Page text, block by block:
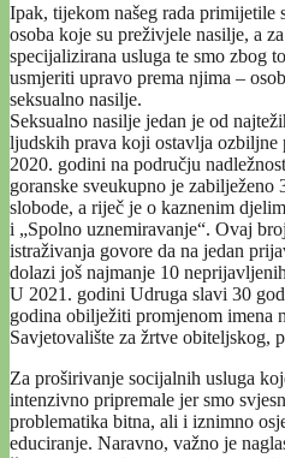
Ipak, tijekom našeg rada primijetile
osoba koje su preživjele nasilje, a
specijalizirana usluga te smo zbog
usmjeriti upravo prema njima –
seksualno nasilje.
Seksualno nasilje jedan je od
ljudskih prava koji ostavlja
2020. godini na području
goranske sveukupno je
slobode, a riječ je o kaznenim
i „Spolno uznemiravanje“. Ovaj
istraživanja govore da na jedan
dolazi još najmanje 10
U 2021. godini Udruga slavi 30
godina obilježiti promjenom imena
Savjetovalište za žrtve obiteljskog,
Za proširivanje socijalnih usluga
intenzivno pripremale jer smo
problematika bitna, ali i iznimno
educiranje. Naravno, važno je